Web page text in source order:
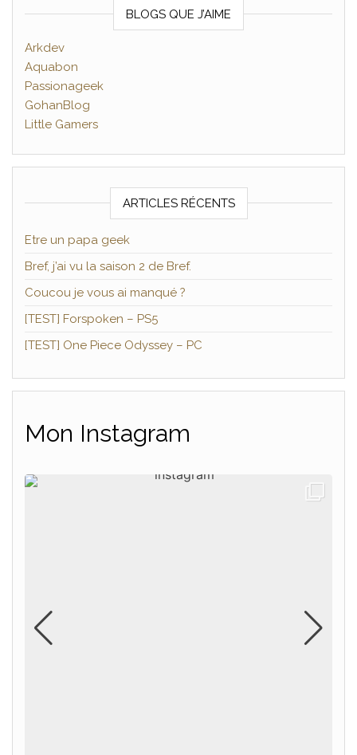
BLOGS QUE J’AIME
Arkdev
Aquabon
Passionageek
GohanBlog
Little Gamers
ARTICLES RÉCENTS
Etre un papa geek
Bref, j’ai vu la saison 2 de Bref.
Coucou je vous ai manqué ?
[TEST] Forspoken – PS5
[TEST] One Piece Odyssey – PC
Mon Instagram